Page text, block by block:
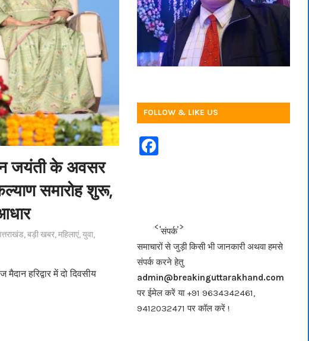
जयंती के अवसर
समारोह शुरू,
,बड़ी खबर,महिलाएं,युवा,
हरिद्वार में दो‌ दिवसीय
FOLLOW & LIKE US
F
b
o
o
k
<<<संपर्क>>>
समाचारों से जुड़ी किसी भी जानकारी अथवा हमसे
संपर्क करने हेतु
admin@breakinguttarakhand.com
पर ईमेल करें या +91 9634342461,
9412032471 पर कॉल करें !